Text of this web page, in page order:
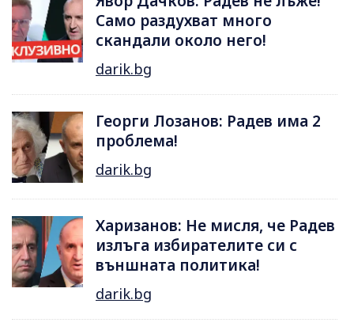
Само раздухват много
скандали около него!
darik.bg
Георги Лозанов: Радев има 2
проблема!
darik.bg
Харизанов: Не мисля, че Радев
излъга избирателите си с
външната политика!
darik.bg